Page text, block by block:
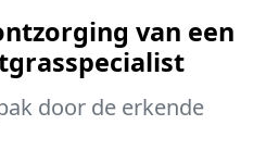
van een
door de erkende